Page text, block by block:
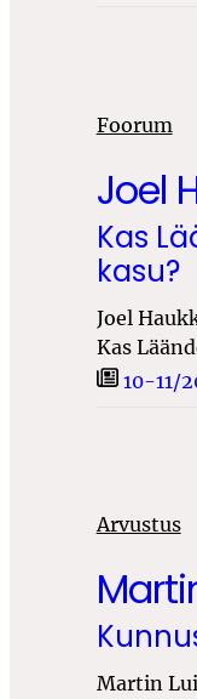
Foorum
Joel
Kas
kasu?
Joel
Kas
10-11/
Arvustus
Martin